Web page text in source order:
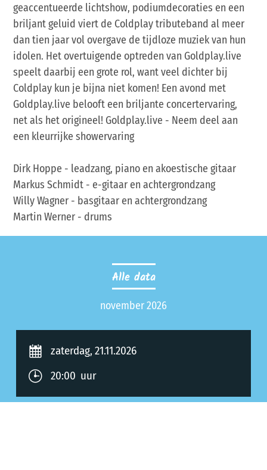
geaccentueerde lichtshow, podiumdecoraties en een
briljant geluid viert de Coldplay tributeband al meer
dan tien jaar vol overgave de tijdloze muziek van hun
idolen. Het overtuigende optreden van Goldplay.live
speelt daarbij een grote rol, want veel dichter bij
Coldplay kun je bijna niet komen! Een avond met
Goldplay.live belooft een briljante concertervaring,
net als het origineel! Goldplay.live - Neem deel aan
een kleurrijke showervaring
Dirk Hoppe - leadzang, piano en akoestische gitaar
Markus Schmidt - e-gitaar en achtergrondzang
Willy Wagner - basgitaar en achtergrondzang
Martin Werner - drums
Alle data
november 2026
zaterdag, 21.11.2026
20:00 uur